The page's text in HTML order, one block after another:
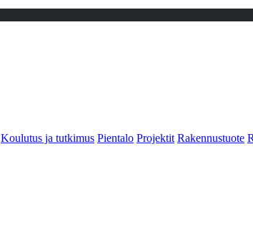
Koulutus ja tutkimus Pientalo Projektit Rakennustuote